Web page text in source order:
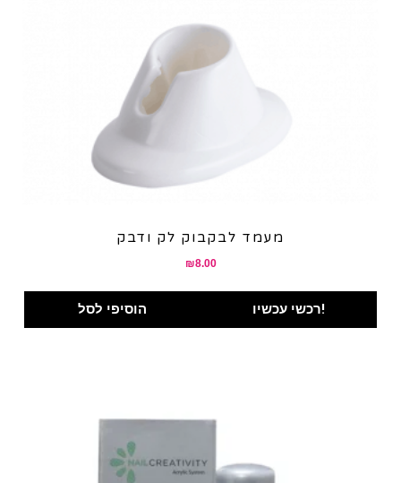
מעמד לבקבוק לק ודבק
₪8.00
הוסיפי לסל רכשי עכשיו!